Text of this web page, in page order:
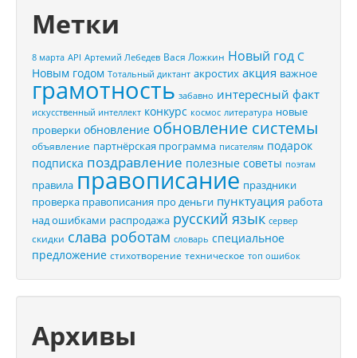
Метки
8 марта API Артемий Лебедев Вася Ложкин Новый год С
Новым годом Тотальный диктант акростих акция важное
грамотность забавно интересный факт
искусственный интеллект конкурс космос литература новые
проверки обновление обновление системы
объявление партнёрская программа писателям подарок
подписка поздравление полезные советы поэтам
правила правописание праздники
проверка правописания про деньги пунктуация работа
над ошибками распродажа русский язык сервер
скидки слава роботам словарь специальное
предложение стихотворение техническое топ ошибок
Архивы